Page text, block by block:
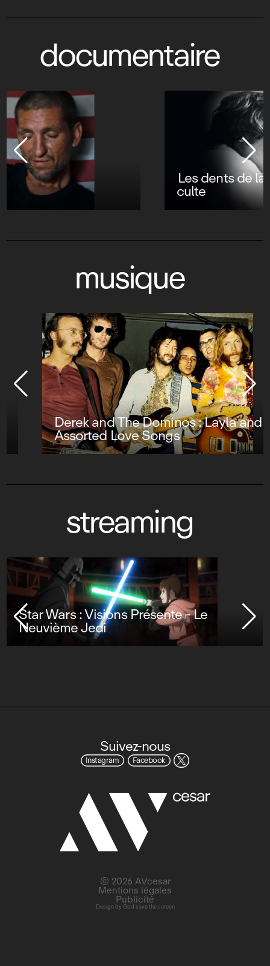
documentaire
Les dents de la mer : les secrets d’un film
culte
musique
Derek and The Dominos : Layla and Other
Assorted Love Songs
streaming
Star Wars : Visions Présente - Le
Neuvième Jedi
Suivez-nous
Instagram Facebook
Design by God save the screen
© 2026 AVcesar
Mentions légales
Publicité